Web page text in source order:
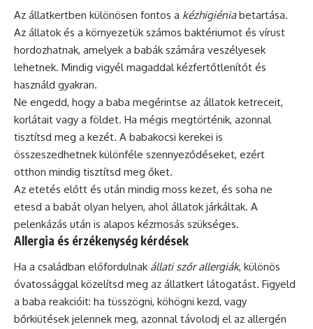
Az állatkertben különösen fontos a kézhigiéniabetartása.
Az állatok és a környezetük számos baktériumot és vírust
hordozhatnak, amelyek a babák számára veszélyesek
lehetnek. Mindig vigyél magaddal kézfertőtlenítőt és
használd gyakran.
Ne engedd, hogy a baba megérintse az állatok ketreceit,
korlátait vagy a földet. Ha mégis megtörténik, azonnal
tisztítsd meg a kezét. A babakocsi kerekei is
összeszedhetnek különféle szennyeződéseket, ezért
otthon mindig tisztítsd meg őket.
Az etetés előtt és után mindig moss kezet, és soha ne
etesd a babát olyan helyen, ahol állatok járkáltak. A
pelenkázás után is alapos kézmosás szükséges.
Allergia és érzékenység kérdések
Ha a családban előfordulnak állati szőr allergiák, különös
óvatossággal közelítsd meg az állatkert látogatást. Figyeld
a baba reakcióit: ha tüsszögni, köhögni kezd, vagy
bőrkiütések jelennek meg, azonnal távolodj el az allergén